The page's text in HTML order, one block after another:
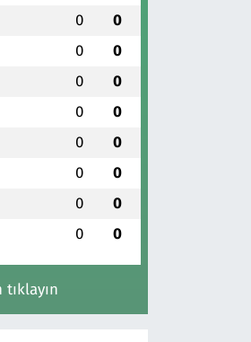
0 0
0 0
0 0
0 0
0 0
0 0
0 0
0 0